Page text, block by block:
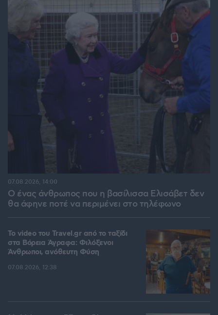
Ο ένας άνθρωπος που η βασίλισσα Ελισάβετ δεν
θα άφηνε ποτέ να περιμένει στο τηλέφωνο
07.08.2026, 14:00
To video του Travel.gr από το ταξίδι
στα Βόρεια Άγραφα: Φιλόξενοι
Άνθρωποι, ανόθευτη Φύση
07.08.2026, 12:38